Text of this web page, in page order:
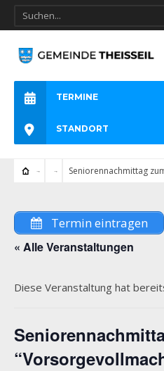
TERMINE
STANDORT
Seniorennachmittag
Termin eintragen
« Alle Veranstaltungen
Diese Veranstaltung hat